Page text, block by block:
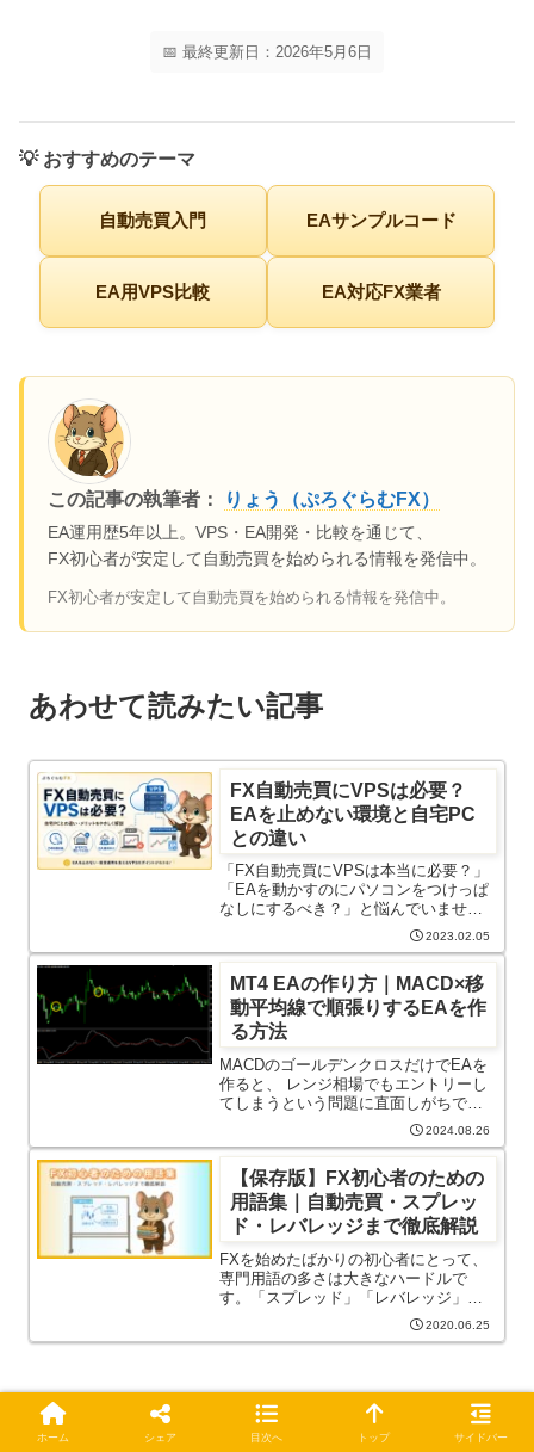
📅 最終更新日：2026年5月6日
💡 おすすめのテーマ
自動売買入門 EAサンプルコード
EA用VPS比較 EA対応FX業者
この記事の執筆者： りょう（ぷろぐらむFX）
EA運用歴5年以上。VPS・EA開発・比較を通じて、
FX初心者が安定して自動売買を始められる情報を発信中。
FX初心者が安定して自動売買を始められる情報を発信中。
あわせて読みたい記事
FX自動売買にVPSは必要？
EAを止めない環境と自宅PC
との違い
「FX自動売買にVPSは本当に必要？」
「EAを動かすのにパソコンをつけっぱ
なしにするべき？」と悩んでいません
か？EAは、MT4やMT5上で自動的に売
買を行う仕組みですが、稼働している
パソコンやサーバーが止まると、EAも
止まってしまいます。そ...
2023.02.05
MT4 EAの作り方｜MACD×移
動平均線で順張りするEAを作
る方法
MACDのゴールデンクロスだけでEAを
作ると、 レンジ相場でもエントリーし
てしまうという問題に直面しがちで
す。 そこで有効なのが、移動平均線
（MA）を使ったトレンドフィルターで
す。 MAの向きや位置関係を条件に加え
ることで、無駄なエントリー...
2024.08.26
【保存版】FX初心者のための
用語集｜自動売買・スプレッ
ド・レバレッジまで徹底解説
FXを始めたばかりの初心者にとって、
専門用語の多さは大きなハードルで
す。「スプレッド」「レバレッジ」
「ロスカット」など、意味がわからな
いまま取引すると、思わぬ損失につな
覧...
2020.06.25
コメント
ホーム シェア 目次へ トップ サイドバー